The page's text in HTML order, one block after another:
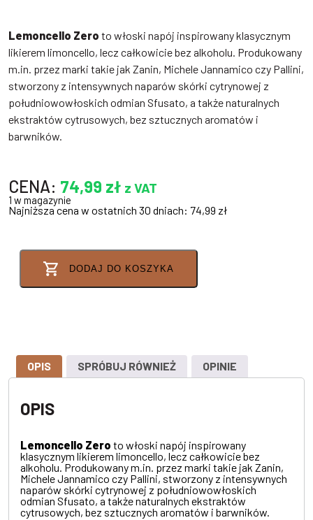
Lemoncello Zero to włoski napój inspirowany klasycznym
likierem limoncello, lecz całkowicie bez alkoholu. Produkowany
m.in. przez marki takie jak Zanin, Michele Jannamico czy Pallini,
stworzony z intensywnych naparów skórki cytrynowej z
południowowłoskich odmian Sfusato, a także naturalnych
ekstraktów cytrusowych, bez sztucznych aromatów i
barwników.
CENA: 74,99 zł z VAT
1 w magazynie
Najniższa cena w ostatnich 30 dniach: 74,99 zł
DODAJ DO KOSZYKA
OPIS SPRÓBUJ RÓWNIEŻ OPINIE
OPIS
Lemoncello Zero to włoski napój inspirowany
klasycznym likierem limoncello, lecz całkowicie bez
alkoholu. Produkowany m.in. przez marki takie jak Zanin,
Michele Jannamico czy Pallini, stworzony z intensywnych
naparów skórki cytrynowej z południowowłoskich
odmian Sfusato, a także naturalnych ekstraktów
cytrusowych, bez sztucznych aromatów i barwników.